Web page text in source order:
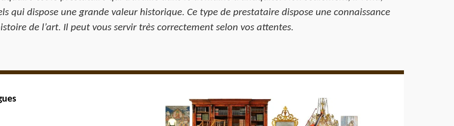
qui dispose une grande valeur historique. Ce type de prestataire dispose une connaissance
de l’art. Il peut vous servir très correctement selon vos attentes.